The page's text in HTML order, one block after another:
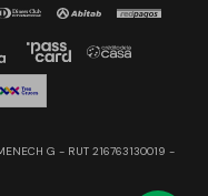
G - RUT 216763130019 -